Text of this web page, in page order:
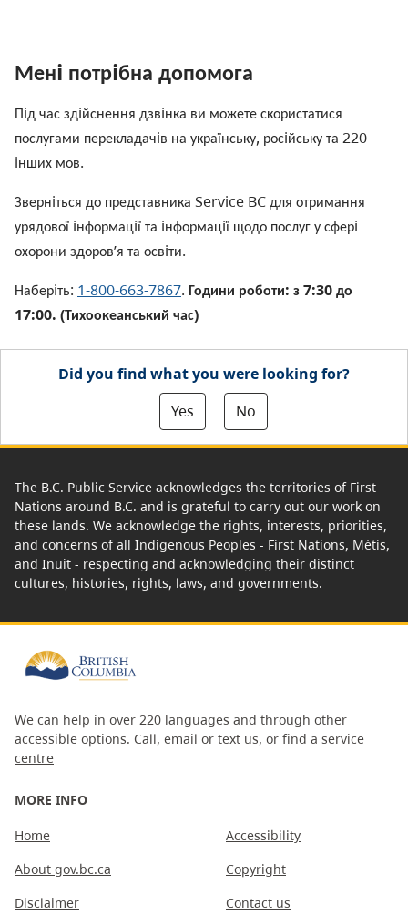
Менi потрiбна допомога
Пiд час здiйснення дзвiнка ви можете скористатися
послугами перекладачiв на українську, росiйську та 220
iнших мов.
Звернiться до представника Service BC для отримання
урядової iнформацiї та iнформацiї щодо послуг у сферi
охорони здоров’я та освiти.
Наберiть: 1-800-663-7867. Години роботи: з 7:30 до
17:00. (Тихоокеанський час)
Did you find what you were looking for?
Yes
No
The B.C. Public Service acknowledges the territories of First
Nations around B.C. and is grateful to carry out our work on
these lands. We acknowledge the rights, interests, priorities,
and concerns of all Indigenous Peoples - First Nations, Métis,
and Inuit - respecting and acknowledging their distinct
cultures, histories, rights, laws, and governments.
We can help in over 220 languages and through other
accessible options. Call, email or text us, or find a service
centre
MORE INFO
Home
About gov.bc.ca
Disclaimer
Accessibility
Copyright
Contact us